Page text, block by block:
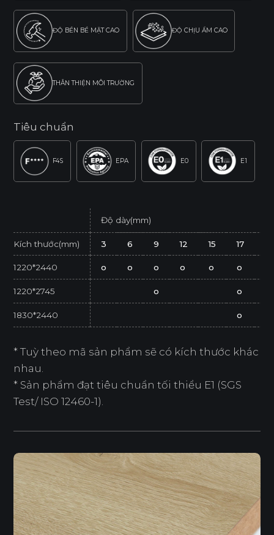
ĐỘ BỀN BỀ MẶT CAO ĐỘ CHỊU ẨM CAO
THÂN THIỆN MÔI TRƯỜNG
Tiêu chuẩn
F4S EPA E0 E1
Độ dày(mm)
Kích thước(mm) 3 6 9 12 15 17
1220*2440 o o o o o o
1220*2745 o o
1830*2440 o
* Tuỳ theo mã sản phẩm sẽ có kích thước khác
nhau.
* Sản phẩm đạt tiêu chuẩn tối thiểu E1 (SGS
Test/ ISO 12460-1).